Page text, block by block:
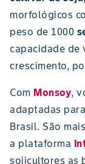
morfológicos
peso de 1000
capacidade de
crescimento,
Com Monsoy,
adaptadas
Brasil. São
a plataforma
sojicultores as